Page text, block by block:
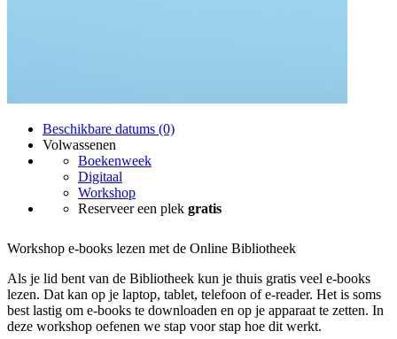
Beschikbare datums (0)
Volwassenen
Boekenweek
Digitaal
Workshop
Reserveer een plek gratis
Workshop e-books lezen met de Online Bibliotheek
Als je lid bent van de Bibliotheek kun je thuis gratis veel e-books
lezen. Dat kan op je laptop, tablet, telefoon of e-reader. Het is soms
best lastig om e-books te downloaden en op je apparaat te zetten. In
deze workshop oefenen we stap voor stap hoe dit werkt.